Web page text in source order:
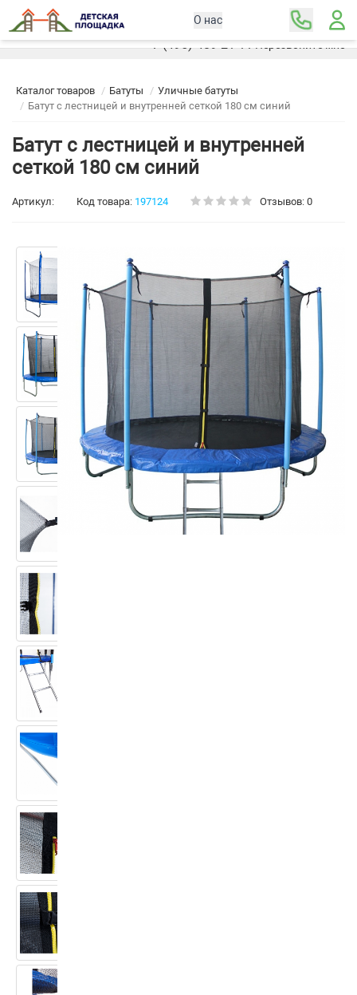
О нас
Москва
+7 (495) 489-21-11Перезвоните мне
Каталог товаров Батуты
Уличные батуты
Батут с лестницей и внутренней сеткой 180 см синий
Батут с лестницей и внутренней
сеткой 180 см синий
Артикул: Код товара: 197124 Отзывов: 0